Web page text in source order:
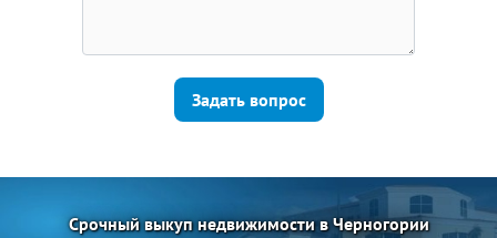
Задать вопрос
Срочный выкуп недвижимости в Черногории